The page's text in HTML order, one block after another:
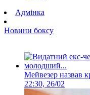
Адмінка
Новини боксу
Мейвезер назвав
22:30, 26/02